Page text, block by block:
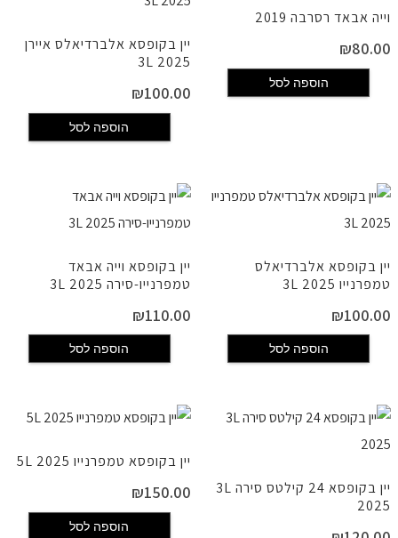
וייה אבאד רסרבה 2019
₪80.00
הוספה לסל
יין בקופסא אלברדיאלס איירן
2025 3L
₪100.00
הוספה לסל
יין בקופסא אלברדיאלס
טמפרנייו 2025 3L
₪100.00
הוספה לסל
יין בקופסא וייה אבאד
טמפרנייו-סירה 2025 3L
₪110.00
הוספה לסל
יין בקופסא 24 קילטס סירה 3L
2025
יין בקופסא טמפרנייו 2025 5L
₪150.00
הוספה לסל